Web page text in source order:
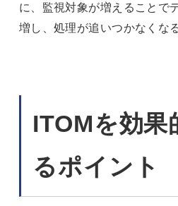
に、監視対象が増えることで
増し、処理が追いつかなくな
ITOMを効果
るポイント